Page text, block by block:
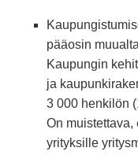
pääosin
Kaupungin
ja
3 000 henkilön
On
yrityksille